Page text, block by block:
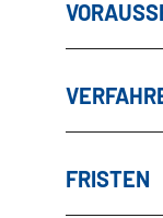
FRISTEN